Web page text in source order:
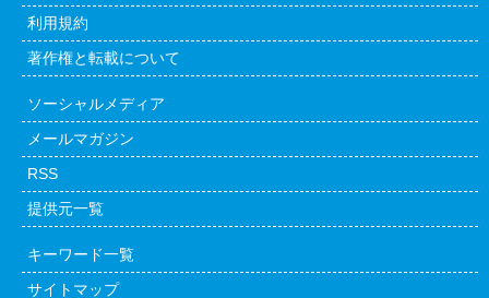
利用規約
著作権と転載について
ソーシャルメディア
メールマガジン
RSS
提供元一覧
キーワード一覧
サイトマップ